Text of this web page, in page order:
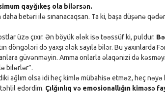
qayğıkeş ola bilərsən.
betəri ilə sınanacaqsan. Ta ki, başa düşənə
üzə çıxır. Ən böyük ələk isə təəssüf ki, puldur.
döngələri də yaxşı ələk sayıla bilər. Bu yaxınlarda
güvənməyin. Amma onlarla əlaqənizi də
bilərlər”.
ağlım olsa idi heç kimlə mübahisə etməz, heç
edərdim. Çılğınlıq və emosionallığın kiməsə